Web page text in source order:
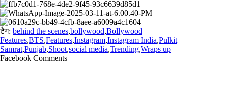
टैग: behind the scenes,bollywood,Bollywood
Features,BTS,Features,Instagram,Instagram India,Pulkit
Samrat,Punjab,Shoot,social media,Trending,Wraps up
Facebook Comments